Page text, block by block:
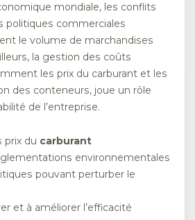
mondiale, les conflits
politiques commerciales
le volume de marchandises
la gestion des coûts
les prix du carburant et les
des conteneurs, joue un rôle
de l’entreprise.
prix du carburant
environnementales
pouvant perturber le
et à améliorer l’efficacité